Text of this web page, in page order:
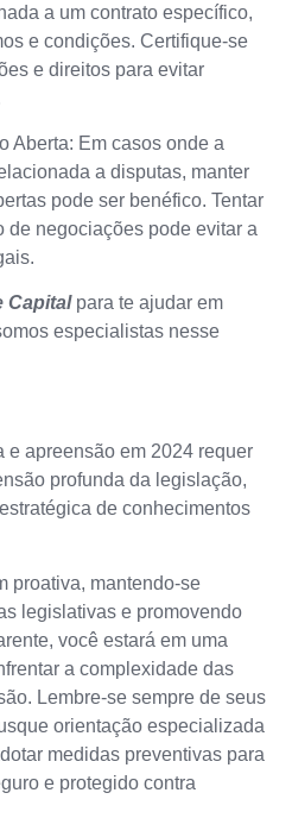
a um contrato específico,
e condições. Certifique-se
e direitos para evitar
Aberta: Em casos onde a
a disputas, manter
pode ser benéfico. Tentar
de negociações pode evitar a
Capitalpara te ajudar em
especialistas nesse
e apreensão em 2024 requer
profunda da legislação,
de conhecimentos
proativa, mantendo-se
legislativas e promovendo
você estará em uma
a complexidade das
Lembre-se sempre de seus
orientação especializada
medidas preventivas para
e protegido contra